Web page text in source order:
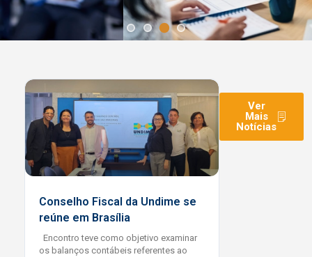
Municípios
A Undime articula, mobiliza e representa os
dirigentes municipais de educação, promovendo
gestão pública de qualidade social em todos os
estados brasileiros.
CONHEÇA A UNDIME
Conselho Fiscal da Undime se
reúne em Brasília
Encontro teve como objetivo examinar
os balanços contábeis referentes ao
Ver
Mais
Notícias